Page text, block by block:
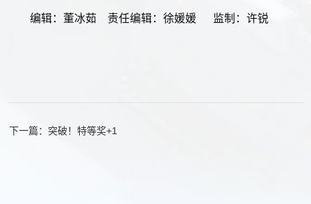
编辑：董冰茹 责任编辑：徐媛媛 监制：许锐
下一篇：突破！特等奖+1